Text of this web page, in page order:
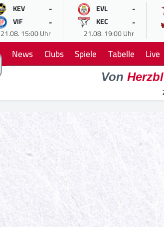
KEV -
VIF -
21.08. 15:00 Uhr
EVL -
KEC -
21.08. 19:00 Uhr
News Clubs Spiele Tabelle Live
Von